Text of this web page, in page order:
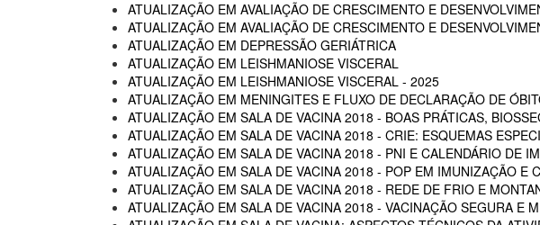
ATUALIZAÇÃO EM AVALIAÇÃO DE CRESCIMENTO E
ATUALIZAÇÃO EM AVALIAÇÃO DE CRESCIMENTO E
ATUALIZAÇÃO EM DEPRESSÃO GERIÁTRICA
ATUALIZAÇÃO EM LEISHMANIOSE VISCERAL
ATUALIZAÇÃO EM LEISHMANIOSE VISCERAL - 2025
ATUALIZAÇÃO EM MENINGITES E FLUXO DE DECLARAÇÃO DE
ATUALIZAÇÃO EM SALA DE VACINA 2018 - BOAS PRÁTICAS,
ATUALIZAÇÃO EM SALA DE VACINA 2018 - CRIE: ESQUEMAS
ATUALIZAÇÃO EM SALA DE VACINA 2018 - PNI E CALENDÁRIO DE
ATUALIZAÇÃO EM SALA DE VACINA 2018 - POP EM IMUNIZAÇÃO E
ATUALIZAÇÃO EM SALA DE VACINA 2018 - REDE DE FRIO E
ATUALIZAÇÃO EM SALA DE VACINA 2018 - VACINAÇÃO SEGURA E